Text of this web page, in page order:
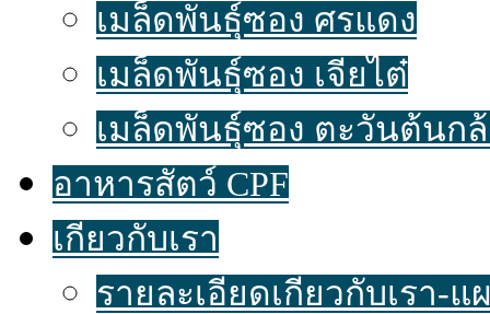
เมล็ดพันธุ์ซอง ศรแดง
เมล็ดพันธุ์ซอง เจียไต๋
เมล็ดพันธุ์ซอง ตะวันต้นก
อาหารสัตว์ CPF
เกี่ยวกับเรา
รายละเอียดเกี่ยวกับเรา-